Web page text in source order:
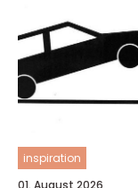
inspiration